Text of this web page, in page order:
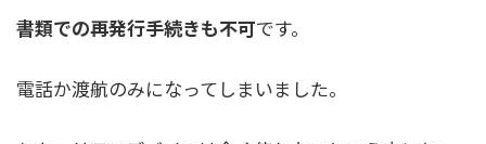
書類での再発行手続きも不可です。
電話か渡航のみになってしまいました。